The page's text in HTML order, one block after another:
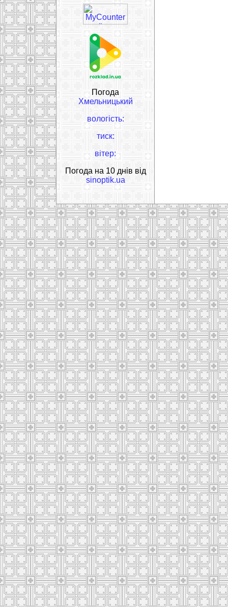
Погода
Хмельницький
вологість:
тиск:
вітер:
Погода на 10 днів від
sinoptik.ua